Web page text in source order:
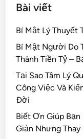
Bài viết
Bí Mật Lý Thuyết
Bí Mật Người Do
Thành Tiền Tỷ –
Tại Sao Tâm Lý
Công Việc Và
Đời
Biết Ơn Giúp
Giản Nhưng Thay